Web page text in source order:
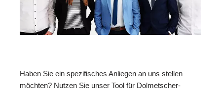
Haben Sie ein spezifisches Anliegen an uns stellen
möchten? Nutzen Sie unser Tool für Dolmetscher-